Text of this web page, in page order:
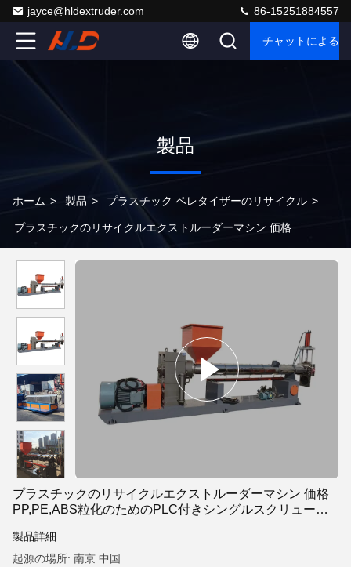
jayce@hldextruder.com 86-15251884557
チャットによる
製品
ホーム > 製品 > プラスチック ペレタイザーのリサイクル >
プラスチックのリサイクルエクストルーダーマシン 価格
プラスチックのリサイクルエクストルーダーマシン 価格
PP,PE,ABS粒化のためのPLC付きシングルスクリュー粒
製品詳細
起源の場所: 南京 中国